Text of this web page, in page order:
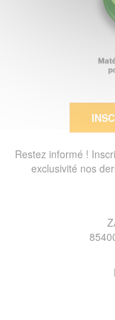
Restez informé !
exclusivité nos